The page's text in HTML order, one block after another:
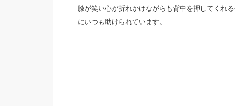
膝が笑い心が折れかけながらも背中を押してくれる
にいつも助けられています。